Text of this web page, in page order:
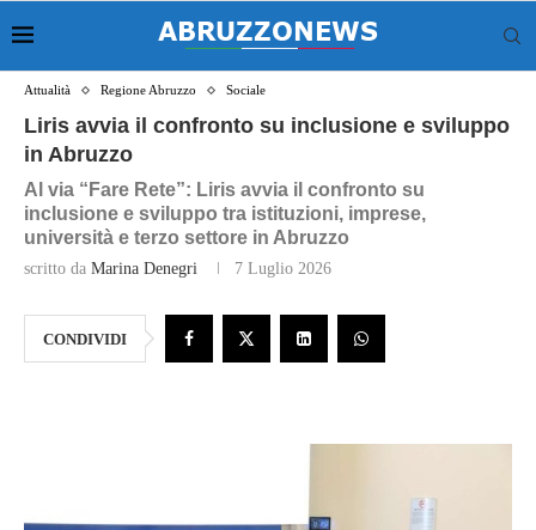
Attualità Regione Abruzzo Sociale
Liris avvia il confronto su inclusione e sviluppo
in Abruzzo
Al via “Fare Rete”: Liris avvia il confronto su
inclusione e sviluppo tra istituzioni, imprese,
università e terzo settore in Abruzzo
scritto da Marina Denegri 7 Luglio 2026
CONDIVIDI